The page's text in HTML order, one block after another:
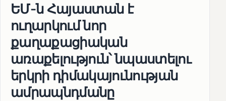
ԵՄ-ն Հայաստան է
ուղարկում նոր
քաղաքացիական
առաքելություն՝ նպաստելու
երկրի դիմակայունության
ամրապնդմանը